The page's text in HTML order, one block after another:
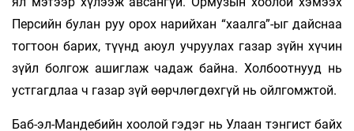
Персийн булан руу орох нарийхан “хаалга”-ыг дайснаа
тогтоон барих, түүнд аюул учруулах газар зүйн хүчин
зүйл болгож ашиглаж чадаж байна. Холбоотнууд нь
устгагдлаа ч газар зүй өөрчлөгдөхгүй нь ойлгомжтой.
Баб-эл-Мандебийн хоолой гэдэг нь Улаан тэнгист байх